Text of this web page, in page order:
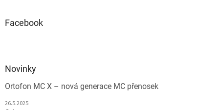
Facebook
Novinky
Ortofon MC X – nová generace MC přenosek
26.5.2025